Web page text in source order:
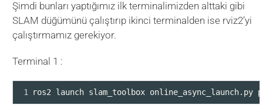
Şimdi bunları yaptığımız ilk terminalimizden alttaki gibi
SLAM düğümünü çalıştırıp ikinci terminalden ise rviz2’yi
çalıştırmamız gerekiyor.
Terminal 1 :
1 ros2 launch slam_toolbox online_async_launch.py